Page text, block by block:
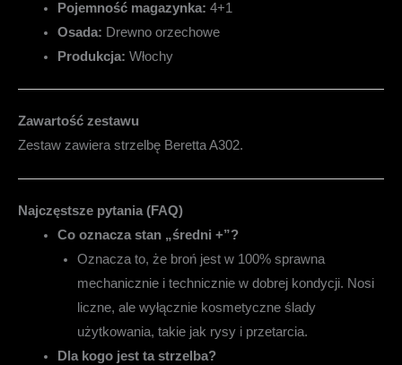
Pojemność magazynka: 4+1
Osada: Drewno orzechowe
Produkcja: Włochy
Zawartość zestawu
Zestaw zawiera strzelbę Beretta A302.
Najczęstsze pytania (FAQ)
Co oznacza stan „średni +”?
Oznacza to, że broń jest w 100% sprawna
mechanicznie i technicznie w dobrej kondycji. Nosi
liczne, ale wyłącznie kosmetyczne ślady
użytkowania, takie jak rysy i przetarcia.
Dla kogo jest ta strzelba?